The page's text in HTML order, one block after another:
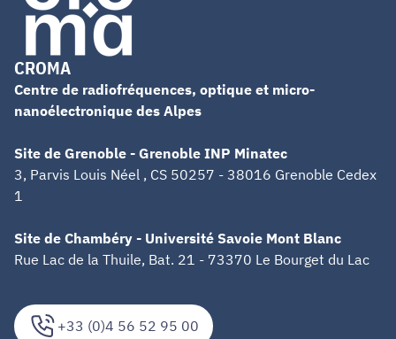
+33 (0)4 56 52 95 00
CROMA
Centre de radiofréquences, optique et micro-
nanoélectronique des Alpes
Site de Grenoble - Grenoble INP Minatec
3, Parvis Louis Néel , CS 50257 - 38016 Grenoble Cedex
1
Site de Chambéry - Université Savoie Mont Blanc
Rue Lac de la Thuile, Bat. 21 - 73370 Le Bourget du Lac